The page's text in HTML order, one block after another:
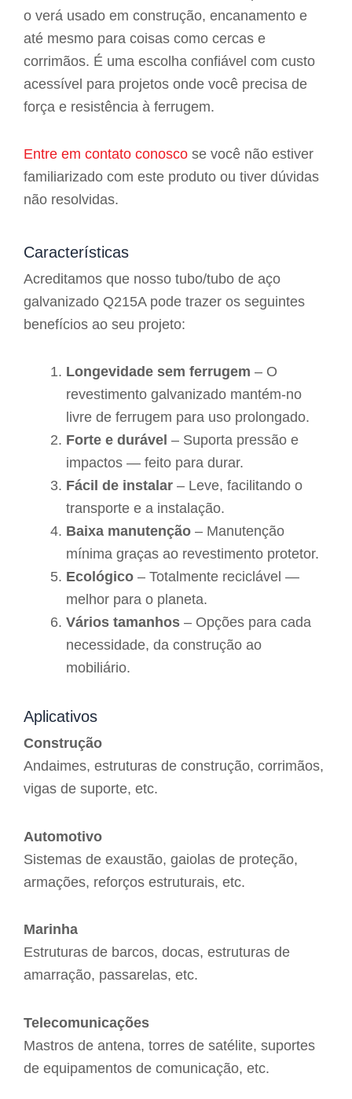
o verá usado em construção, encanamento e
até mesmo para coisas como cercas e
corrimãos. É uma escolha confiável com custo
acessível para projetos onde você precisa de
força e resistência à ferrugem.
Entre em contato conosco se você não estiver
familiarizado com este produto ou tiver dúvidas
não resolvidas.
Características
Acreditamos que nosso tubo/tubo de aço
galvanizado Q215A pode trazer os seguintes
benefícios ao seu projeto:
Longevidade sem ferrugem – O
revestimento galvanizado mantém-no
livre de ferrugem para uso prolongado.
Forte e durável – Suporta pressão e
impactos — feito para durar.
Fácil de instalar – Leve, facilitando o
transporte e a instalação.
Baixa manutenção – Manutenção
mínima graças ao revestimento protetor.
Ecológico – Totalmente reciclável —
melhor para o planeta.
Vários tamanhos – Opções para cada
necessidade, da construção ao
mobiliário.
Aplicativos
Construção
Andaimes, estruturas de construção, corrimãos,
vigas de suporte, etc.
Automotivo
Sistemas de exaustão, gaiolas de proteção,
armações, reforços estruturais, etc.
Marinha
Estruturas de barcos, docas, estruturas de
amarração, passarelas, etc.
Telecomunicações
Mastros de antena, torres de satélite, suportes
de equipamentos de comunicação, etc.